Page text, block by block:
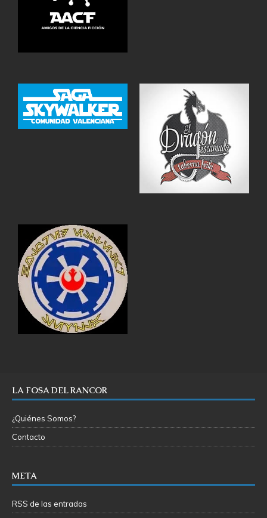
LA FOSA DEL RANCOR
¿Quiénes Somos?
Contacto
META
RSS de las entradas